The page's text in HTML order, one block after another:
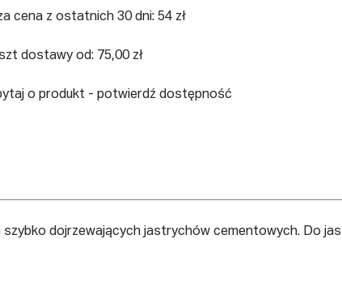
cena z ostatnich 30 dni: 54 zł
dostawy od: 75,00 zł
o produkt - potwierdź dostępność
dojrzewających jastrychów cementowych. Do